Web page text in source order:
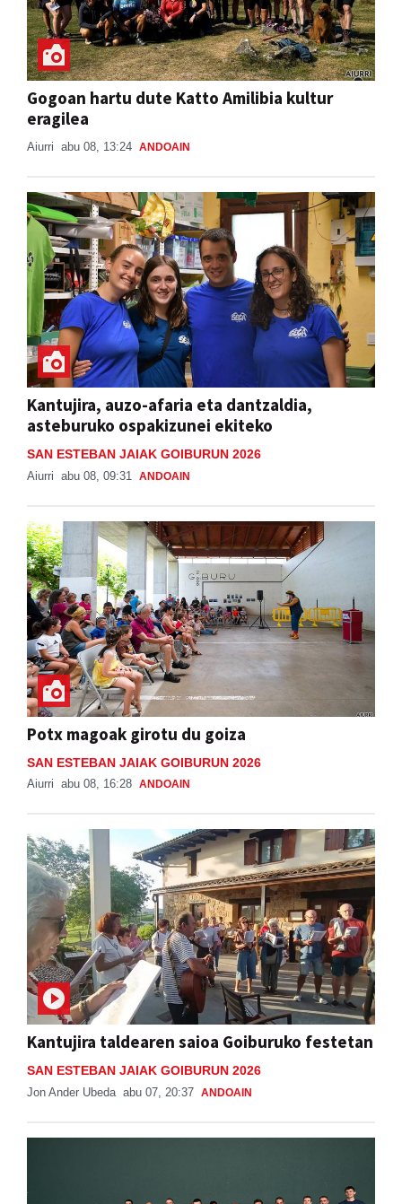
Gogoan hartu dute Katto Amilibia kultur
eragilea
Aiurri abu 08, 13:24 ANDOAIN
Kantujira, auzo-afaria eta dantzaldia,
asteburuko ospakizunei ekiteko
SAN ESTEBAN JAIAK GOIBURUN 2026
Aiurri abu 08, 09:31 ANDOAIN
Potx magoak girotu du goiza
SAN ESTEBAN JAIAK GOIBURUN 2026
Aiurri abu 08, 16:28 ANDOAIN
Kantujira taldearen saioa Goiburuko festetan
SAN ESTEBAN JAIAK GOIBURUN 2026
Jon Ander Ubeda abu 07, 20:37 ANDOAIN